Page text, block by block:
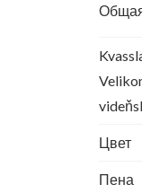
Цвет
Пена